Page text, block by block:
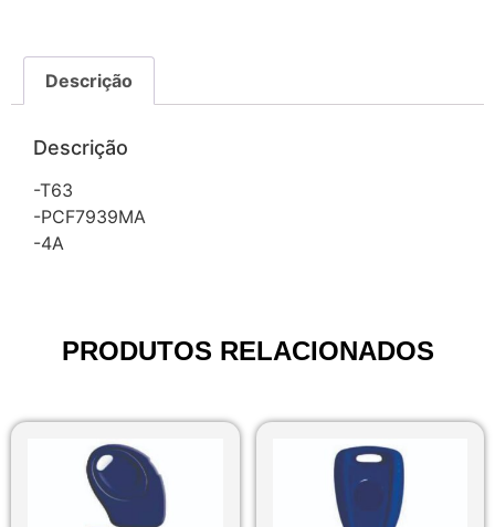
Descrição
Descrição
-T63
-PCF7939MA
-4A
PRODUTOS RELACIONADOS